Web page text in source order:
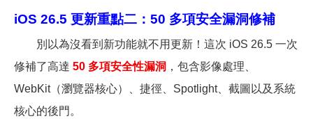
iOS 26.5 更新重點二：50 多項安全漏洞修補
別以為沒看到新功能就不用更新！這次 iOS 26.5 一次
修補了高達 50 多項安全性漏洞 ，包含影像處理、
WebKit（瀏覽器核心）、捷徑、Spotlight、截圖以及系統
核心的後門。